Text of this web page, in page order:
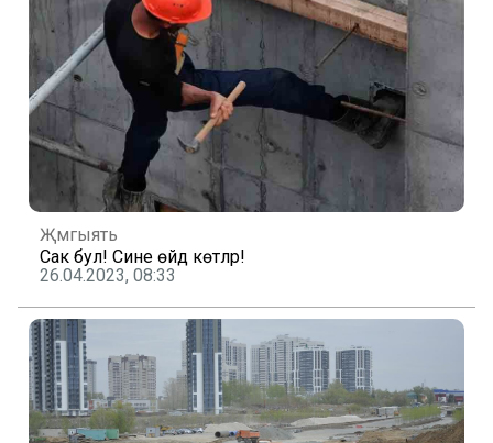
Җәмгыять
Сак бул! Сине өйдә көтәләр!
26.04.2023, 08:33